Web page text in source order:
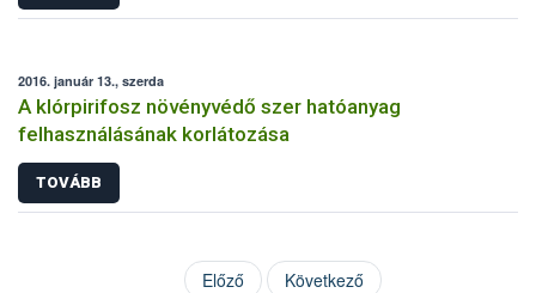
2016. január 13., szerda
A klórpirifosz növényvédő szer hatóanyag
felhasználásának korlátozása
TOVÁBB
Előző Következő